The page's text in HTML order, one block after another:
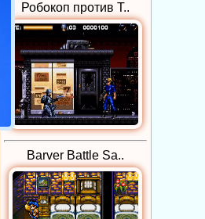
Робокоп против Т..
Barver Battle Sa..